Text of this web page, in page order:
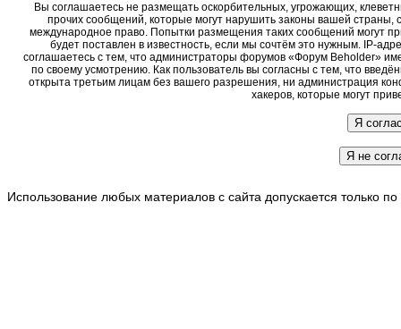
Вы соглашаетесь не размещать оскорбительных, угрожающих,
прочих сообщений, которые могут нарушить законы вашей страны,
международное право. Попытки размещения таких сообщений могут
будет поставлен в известность, если мы сочтём это нужным. IP-
соглашаетесь с тем, что администраторы форумов «Форум Beholder»
по своему усмотрению. Как пользователь вы согласны с тем, что
открыта третьим лицам без вашего разрешения, ни администрация
хакеров, которые могут
Использование любых материалов с сайта допускается только